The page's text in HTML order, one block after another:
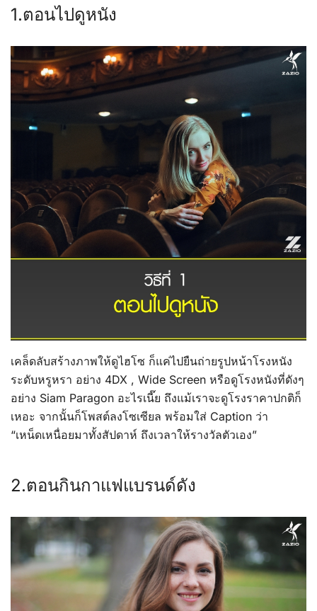
1.ตอนไปดูหนัง
เคล็ดลับสร้างภาพให้ดูไฮโซ ก็แค่ไปยืนถ่ายรูปหน้าโรงหนัง
ระดับหรูหรา อย่าง 4DX , Wide Screen หรือดูโรงหนังที่ดังๆ
อย่าง Siam Paragon อะไรเนี๊ย ถึงแม้เราจะดูโรงราคาปกติก็
เหอะ จากนั้นก็โพสต์ลงโซเซียล พร้อมใส่ Caption ว่า
“เหน็ดเหนื่อยมาทั้งสัปดาห์ ถึงเวลาให้รางวัลตัวเอง”
2.ตอนกินกาแฟแบรนด์ดัง